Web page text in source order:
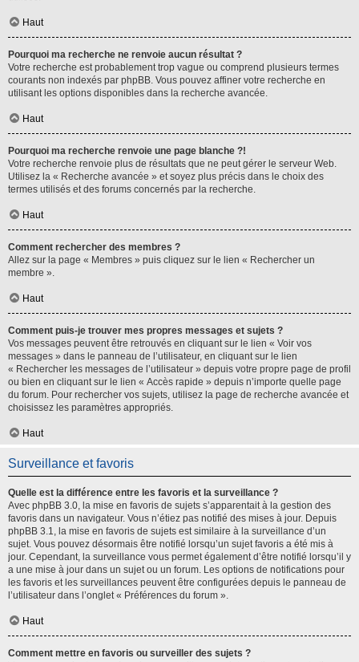
Haut
Pourquoi ma recherche ne renvoie aucun résultat ?
Votre recherche est probablement trop vague ou comprend plusieurs termes
courants non indexés par phpBB. Vous pouvez affiner votre recherche en
utilisant les options disponibles dans la recherche avancée.
Haut
Pourquoi ma recherche renvoie une page blanche ?!
Votre recherche renvoie plus de résultats que ne peut gérer le serveur Web.
Utilisez la « Recherche avancée » et soyez plus précis dans le choix des
termes utilisés et des forums concernés par la recherche.
Haut
Comment rechercher des membres ?
Allez sur la page « Membres » puis cliquez sur le lien « Rechercher un
membre ».
Haut
Comment puis-je trouver mes propres messages et sujets ?
Vos messages peuvent être retrouvés en cliquant sur le lien « Voir vos
messages » dans le panneau de l’utilisateur, en cliquant sur le lien
« Rechercher les messages de l’utilisateur » depuis votre propre page de profil
ou bien en cliquant sur le lien « Accès rapide » depuis n’importe quelle page
du forum. Pour rechercher vos sujets, utilisez la page de recherche avancée et
choisissez les paramètres appropriés.
Haut
Surveillance et favoris
Quelle est la différence entre les favoris et la surveillance ?
Avec phpBB 3.0, la mise en favoris de sujets s’apparentait à la gestion des
favoris dans un navigateur. Vous n’étiez pas notifié des mises à jour. Depuis
phpBB 3.1, la mise en favoris de sujets est similaire à la surveillance d’un
sujet. Vous pouvez désormais être notifié lorsqu’un sujet favoris a été mis à
jour. Cependant, la surveillance vous permet également d’être notifié lorsqu’il y
a une mise à jour dans un sujet ou un forum. Les options de notifications pour
les favoris et les surveillances peuvent être configurées depuis le panneau de
l’utilisateur dans l’onglet « Préférences du forum ».
Haut
Comment mettre en favoris ou surveiller des sujets ?